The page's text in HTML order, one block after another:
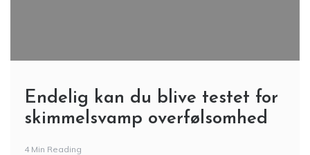
Endelig kan du blive testet for
skimmelsvamp overfølsomhed
4 Min Reading